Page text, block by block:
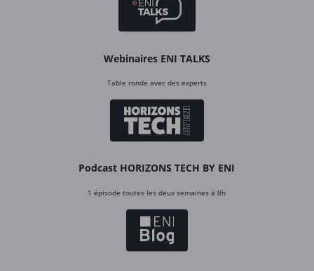
Webinaires ENI TALKS
Table ronde avec des experts
Podcast HORIZONS TECH BY ENI
1 épisode toutes les deux semaines à 8h